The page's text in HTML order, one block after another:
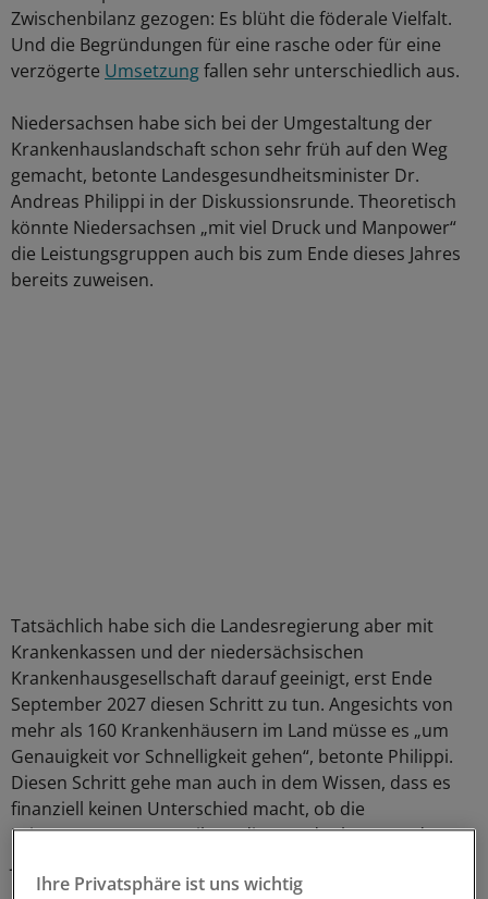
Zwischenbilanz gezogen: Es blüht die föderale Vielfalt.
Und die Begründungen für eine rasche oder für eine
verzögerte Umsetzungfallen sehr unterschiedlich aus.
Niedersachsen habe sich bei der Umgestaltung der
Krankenhauslandschaft schon sehr früh auf den Weg
gemacht, betonte Landesgesundheitsminister Dr.
Andreas Philippi in der Diskussionsrunde. Theoretisch
könnte Niedersachsen „mit viel Druck und Manpower“
die Leistungsgruppen auch bis zum Ende dieses Jahres
bereits zuweisen.
Tatsächlich habe sich die Landesregierung aber mit
Krankenkassen und der niedersächsischen
Krankenhausgesellschaft darauf geeinigt, erst Ende
September 2027 diesen Schritt zu tun. Angesichts von
mehr als 160 Krankenhäusern im Land müsse es „um
Genauigkeit vor Schnelligkeit gehen“, betonte Philippi.
Diesen Schritt gehe man auch in dem Wissen, dass es
finanziell keinen Unterschied macht, ob die
Leistungsgruppenzuteilung dieses oder kommendes
Ihre Privatsphäre ist uns wichtig